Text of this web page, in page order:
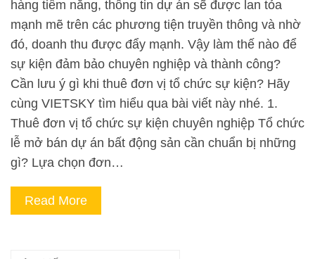
hàng tiềm năng, thông tin dự án sẽ được lan tỏa
mạnh mẽ trên các phương tiện truyền thông và nhờ
đó, doanh thu được đẩy mạnh. Vậy làm thế nào để
sự kiện đảm bảo chuyên nghiệp và thành công?
Cần lưu ý gì khi thuê đơn vị tổ chức sự kiện? Hãy
cùng VIETSKY tìm hiểu qua bài viết này nhé. 1.
Thuê đơn vị tổ chức sự kiện chuyên nghiệp Tổ chức
lễ mở bán dự án bất động sản cần chuẩn bị những
gì? Lựa chọn đơn…
Read More